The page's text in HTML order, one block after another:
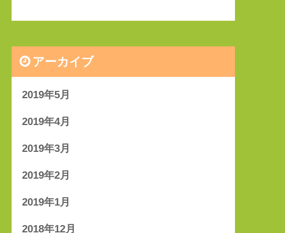
アーカイブ
2019年5月
2019年4月
2019年3月
2019年2月
2019年1月
2018年12月